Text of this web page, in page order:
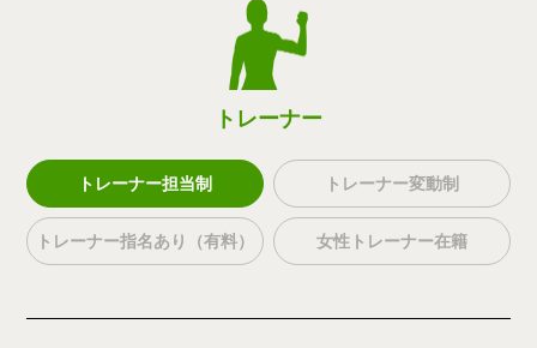
トレーナー
トレーナー担当制 トレーナー変動制
トレーナー指名あり（有料） 女性トレーナー在籍